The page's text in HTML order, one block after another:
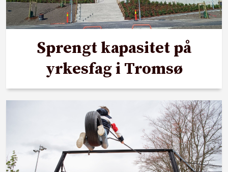
Sprengt kapasitet på
yrkesfag i Tromsø